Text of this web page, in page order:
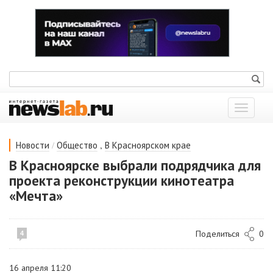
Показать
меню
Новости / Общество , В Красноярском крае
В Красноярске выбрали подрядчика для
проекта реконструкции кинотеатра
«Мечта»
4 Поделиться 0
16 апреля 11:20